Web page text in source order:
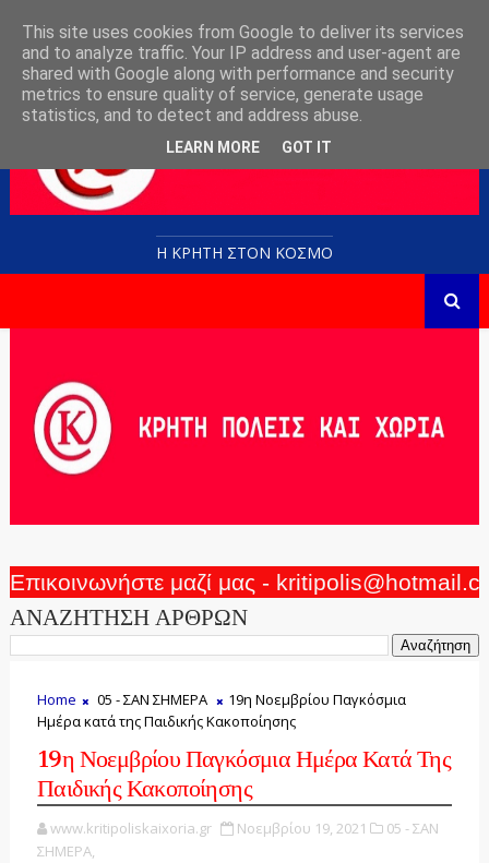
Η ΚΡΗΤΗ ΣΤΟN KOΣΜΟ
Επικοινωνήστε μαζί μας -
ΑΝΑΖΗΤΗΣΗ ΑΡΘΡΩΝ
Home 05 - ΣΑΝ ΣΗΜΕΡΑ
19η Νοεμβρίου Παγκόσμια
Ημέρα κατά της Παιδικής Κακοποίησης
19η Νοεμβρίου Παγκόσμια Ημέρα Κατά Της
Παιδικής Κακοποίησης
www.kritipoliskaixoria.gr Νοεμβρίου 19, 2021
05 - ΣΑΝ
ΣΗΜΕΡΑ,
This site uses cookies from Google to deliver its services
and to analyze traffic. Your IP address and user-agent are
shared with Google along with performance and security
metrics to ensure quality of service, generate usage
statistics, and to detect and address abuse.
LEARN MORE GOT IT